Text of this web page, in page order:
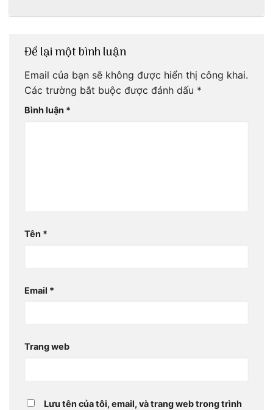
Để lại một bình luận
Email của bạn sẽ không được hiển thị công khai.
Các trường bắt buộc được đánh dấu *
Bình luận *
Tên *
Email *
Trang web
Lưu tên của tôi, email, và trang web trong trình